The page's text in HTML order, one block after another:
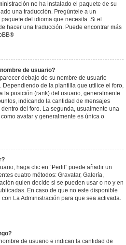
no ha instalado el paquete de su
una traducción. Pregúntele a un
del idioma que necesita. Si el
hacer una traducción. Puede encontrar más
®
de usuario?
debajo de su nombre de usuario
Dependiendo de la plantilla que utilice el foro,
la posición (rank) del usuario, generalmente
indicando la cantidad de mensajes
del foro. La segunda, usualmente una
avatar y generalmente es única o
haga clic en “Perfil” puede añadir un
cuatro métodos: Gravatar, Galería,
quien decide si se pueden usar o no y en
En caso de que no este disponible
La Administración para que sea activada.
de usuario e indican la cantidad de